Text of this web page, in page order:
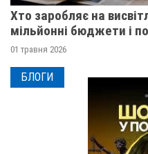
Хто заробляє на
мільйонні бюджети і
01 травня 2026
БЛОГИ